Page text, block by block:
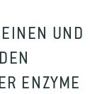
UND
ENZYME